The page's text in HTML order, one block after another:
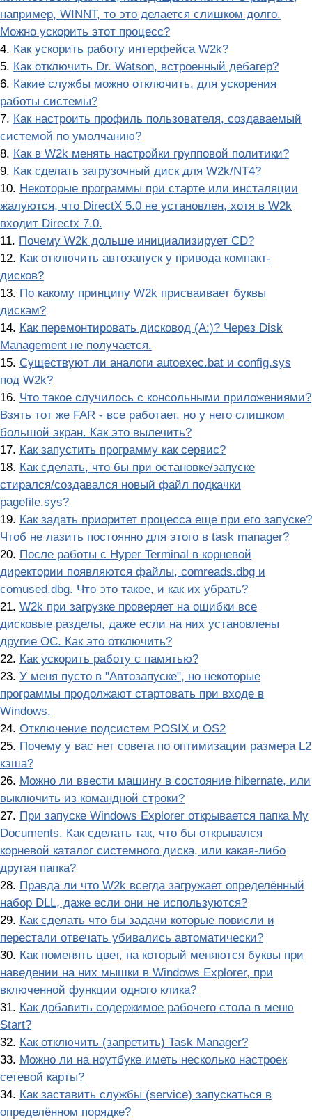
например, WINNT, то это делается слишком долго.
Можно ускорить этот процесс?
4. Как ускорить работу интерфейса W2k?
5. Как отключить Dr. Watson, встроенный дебагер?
6. Какие службы можно отключить, для ускорения
работы системы?
7. Как настроить профиль пользователя, создаваемый
системой по умолчанию?
8. Как в W2k менять настройки групповой политики?
9. Как сделать загрузочный диск для W2k/NT4?
10. Некоторые программы при старте или инсталяции
жалуются, что DirectX 5.0 не установлен, хотя в W2k
входит Directx 7.0.
11. Почему W2k дольше инициализирует CD?
12. Как отключить автозапуск у привода компакт-
дисков?
13. По какому принципу W2k присваивает буквы
дискам?
14. Как перемонтировать дисковод (A:)? Через Disk
Management не получается.
15. Существуют ли аналоги autoexec.bat и config.sys
под W2k?
16. Что такое случилось с консольными приложениями?
Взять тот же FAR - все работает, но у него слишком
большой экран. Как это вылечить?
17. Как запустить программу как сервис?
18. Как сделать, что бы пpи остановке/запyске
стиpался/создавался новый файл подкачки
pagefile.sys?
19. Как задать пpиоpитет пpоцесса еще пpи его запyске?
Чтоб не лазить постоянно для этого в task manager?
20. После работы с Hyper Terminal в корневой
директории появляются файлы, comreads.dbg и
comused.dbg. Что это такое, и как их убрать?
21. W2k при загрузке проверяет на ошибки все
дисковые разделы, даже если на них установлены
другие ОС. Как это отключить?
22. Как ускорить работу с памятью?
23. У меня пусто в "Автозапуске", но некоторые
программы продолжают стартовать при входе в
Windows.
24. Отключение подсистем POSIX и OS2
25. Почему у вас нет совета по оптимизации размера L2
кэша?
26. Можно ли ввести машину в состояние hibernate, или
выключить из командной строки?
27. При запуске Windows Explorer открывается папка My
Documents. Как сделать так, что бы открывался
корневой каталог системного диска, или какая-либо
другая папка?
28. Правда ли что W2k всегда загружает определённый
набор DLL, даже если они не используются?
29. Как сделать что бы задачи которые повисли и
перестали отвечать убивались автоматически?
30. Как поменять цвет, на который меняются буквы при
наведении на них мышки в Windows Explorer, при
включенной функции одного клика?
31. Как добавить содержимое рабочего стола в меню
Start?
32. Как отключить (запретить) Task Manager?
33. Можно ли на ноутбуке иметь несколько настроек
сетевой карты?
34. Как заставить службы (service) запускаться в
определённом порядке?